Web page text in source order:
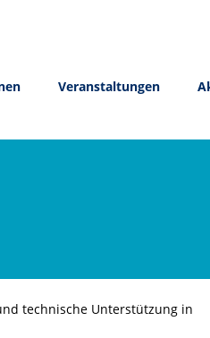
Veranstaltungen
technische Unterstützung in